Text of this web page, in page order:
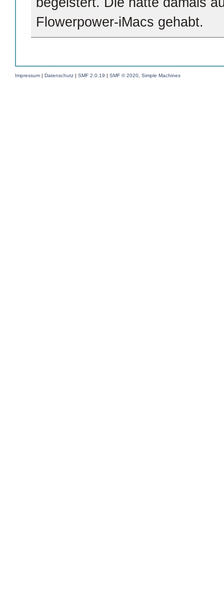
Flowerpower-iMacs gehabt.
Impressum | Datenschutz | SMF 2.0.19 | SMF © 2020 Simple Machines